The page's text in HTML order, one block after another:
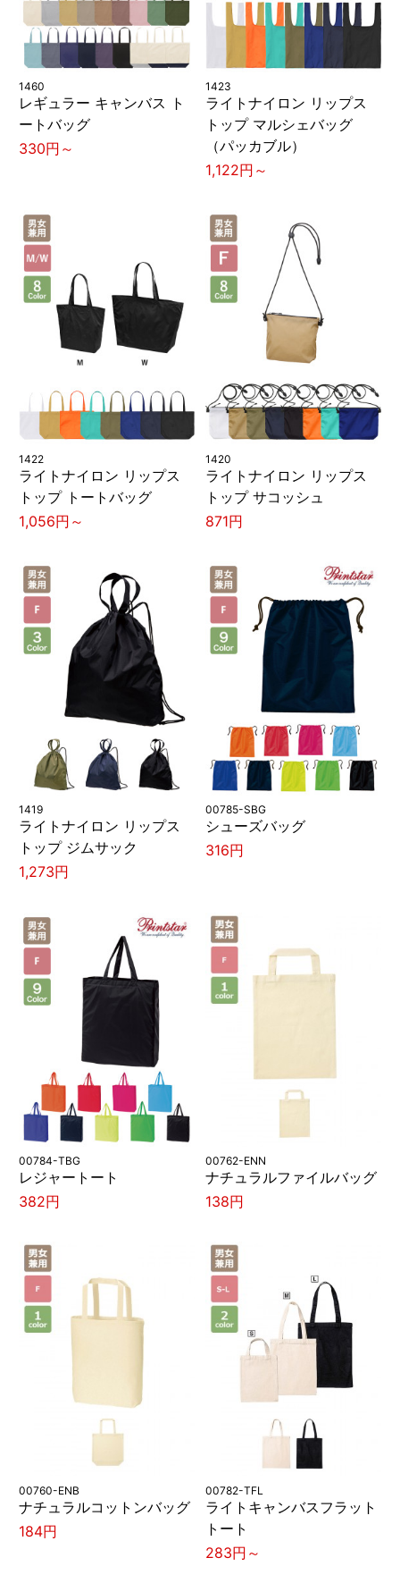
1460
レギュラー キャンバス ト
ートバッグ
330円～
1423
ライトナイロン リップス
トップ マルシェバッグ
（パッカブル）
1,122円～
1422
ライトナイロン リップス
トップ トートバッグ
1,056円～
1420
ライトナイロン リップス
トップ サコッシュ
871円
1419
ライトナイロン リップス
トップ ジムサック
1,273円
00785-SBG
シューズバッグ
316円
00784-TBG
レジャートート
382円
00762-ENN
ナチュラルファイルバッグ
138円
00760-ENB
ナチュラルコットンバッグ
184円
00782-TFL
ライトキャンバスフラット
トート
283円～